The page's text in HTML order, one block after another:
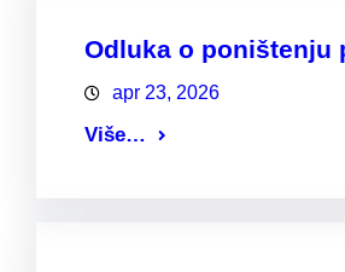
Odluka o poništenju
apr 23, 2026
Više…